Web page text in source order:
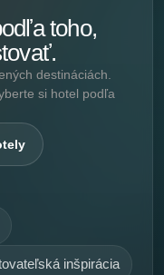
toho,
destináciách.
si hotel podľa
inšpirácia